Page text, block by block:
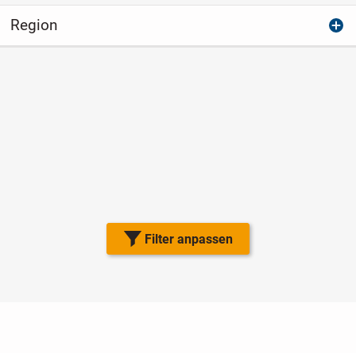
Filter anpassen
Region